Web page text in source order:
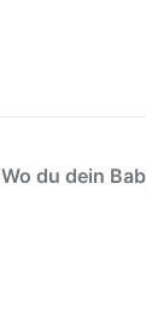
Wo du dein